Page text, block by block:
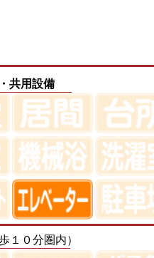
共用設備
１０分圏内）